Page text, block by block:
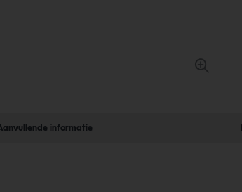
informatie